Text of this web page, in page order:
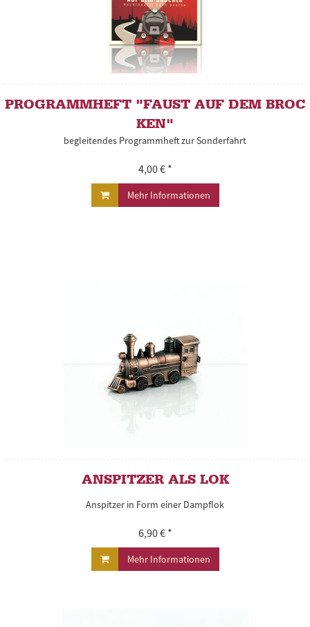
PROGRAMMHEFT "FAUST AUF DEM BROC
KEN"
begleitendes Programmheft zur Sonderfahrt
4,00 € *
Mehr Informationen
ANSPITZER ALS LOK
Anspitzer in Form einer Dampflok
6,90 € *
Mehr Informationen